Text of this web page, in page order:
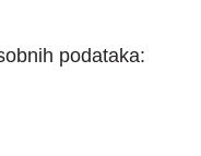
podataka: